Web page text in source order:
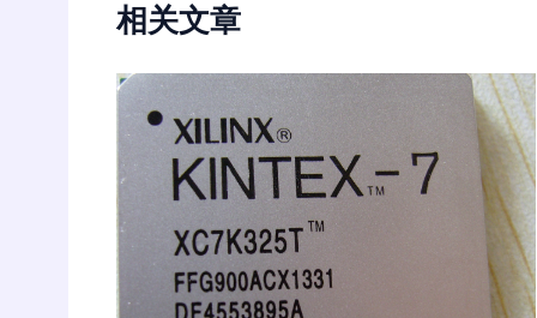
相关文章